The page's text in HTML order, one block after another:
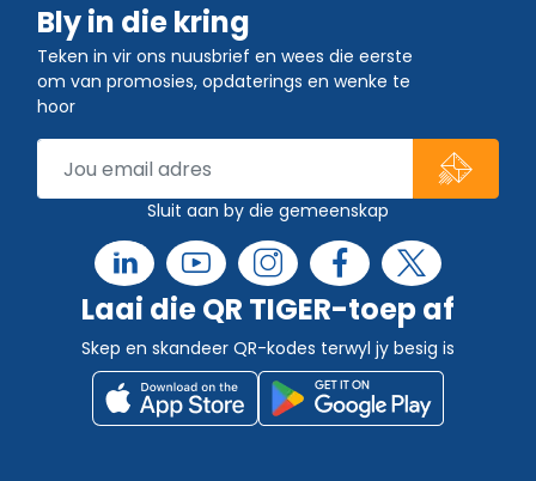
Bly in die kring
Teken in vir ons nuusbrief en wees die eerste
om van promosies, opdaterings en wenke te
hoor
Sluit aan by die gemeenskap
Laai die QR TIGER-toep af
Skep en skandeer QR-kodes terwyl jy besig is